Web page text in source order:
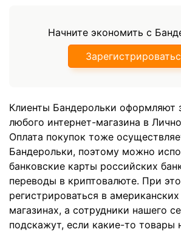
Начните экономить с
Клиенты Бандерольки оформляют
любого интернет-магазина в
Оплата покупок тоже
Бандерольки, поэтому можно
банковские карты российских
переводы в криптовалюте. При
регистрироваться в
магазинах, а сотрудники нашего
подскажут, если какие-то товары